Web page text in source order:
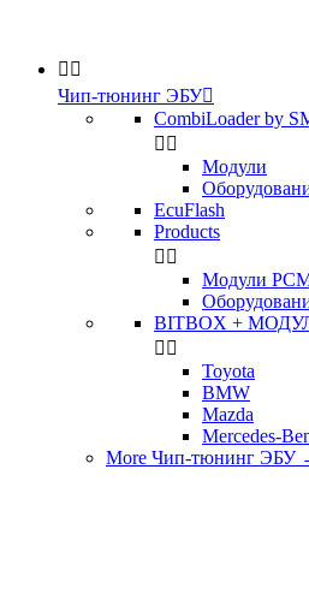
 
Чип-тюнинг ЭБУ
CombiLoader by
 
Модули
EcuFlash
Products
 
Модули
BITBOX +
 
Toyota
BMW
Mazda
Mercedes-
More Чип-тюнинг ЭБУ